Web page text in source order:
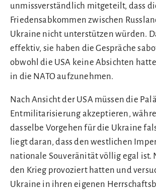
unmissverständlich mitgeteilt, dass
Friedensabkommen zwischen
Ukraine nicht unterstützen würden.
effektiv, sie haben die Gespräche
obwohl die USA keine Absichten
in die NATO aufzunehmen.
Nach Ansicht der USA müssen die
Entmilitarisierung akzeptieren,
dasselbe Vorgehen für die Ukraine
liegt daran, dass den westlichen
nationale Souveränität völlig egal ist.
den Krieg provoziert hatten und
Ukraine in ihren eigenen